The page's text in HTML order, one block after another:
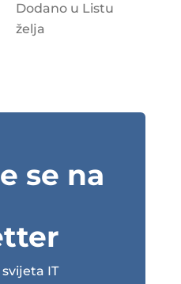
Dodano u Listu
želja
se na
IT